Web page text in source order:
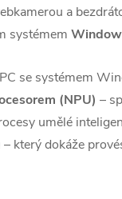
a
systémem
se systémem
(NPU) –
umělé
který dokáže